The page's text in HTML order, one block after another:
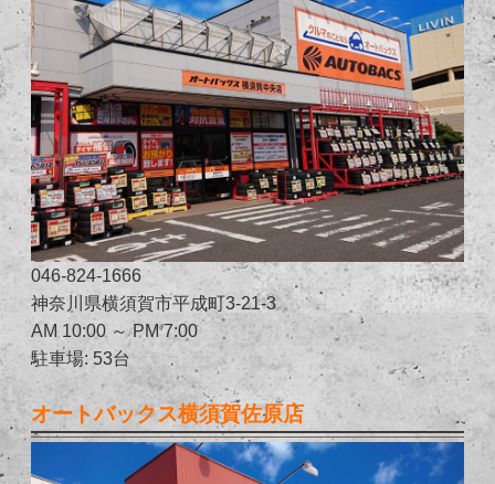
046-824-1666
神奈川県横須賀市平成町3-21-3
AM 10:00 ～ PM 7:00
駐車場: 53台
オートバックス横須賀佐原店